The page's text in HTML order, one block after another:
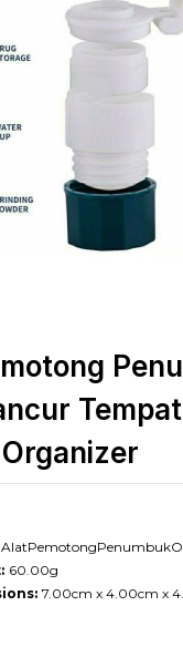
60.00g
7.00cm x 4.00cm x